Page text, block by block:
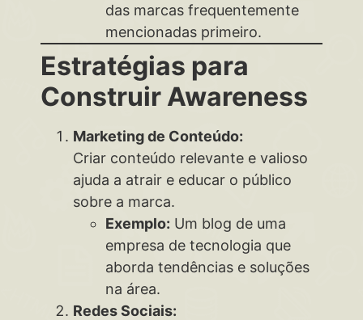
das marcas frequentemente
mencionadas primeiro.
Estratégias para
Construir Awareness
Marketing de Conteúdo:
Criar conteúdo relevante e valioso
ajuda a atrair e educar o público
sobre a marca.
Exemplo: Um blog de uma
empresa de tecnologia que
aborda tendências e soluções
na área.
Redes Sociais: